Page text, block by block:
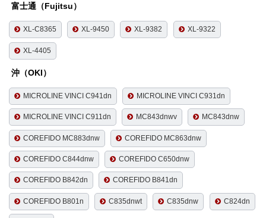
富士通（Fujitsu）
XL-C8365 XL-9450 XL-9382 XL-9322
XL-4405
沖（OKI）
MICROLINE VINCI C941dn MICROLINE VINCI C931dn
MICROLINE VINCI C911dn MC843dnwv MC843dnw
COREFIDO MC883dnw COREFIDO MC863dnw
COREFIDO C844dnw COREFIDO C650dnw
COREFIDO B842dn COREFIDO B841dn
COREFIDO B801n C835dnwt C835dnw C824dn